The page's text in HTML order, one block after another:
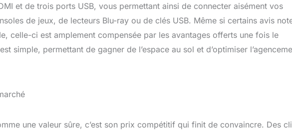
et de trois ports USB, vous permettant ainsi de connecter aisément vos
de jeux, de lecteurs Blu-ray ou de clés USB. Même si certains avis
celle-ci est amplement compensée par les avantages offerts une fois le
simple, permettant de gagner de l’espace au sol et d’optimiser
une valeur sûre, c’est son prix compétitif qui finit de convaincre. Des